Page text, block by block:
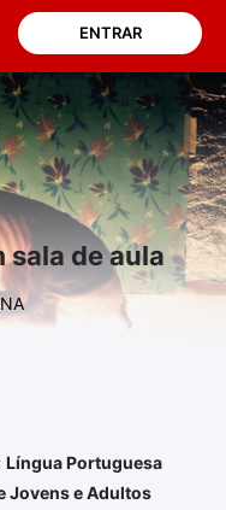
ENTRAR
sala de aula
Língua Portuguesa
Jovens e Adultos